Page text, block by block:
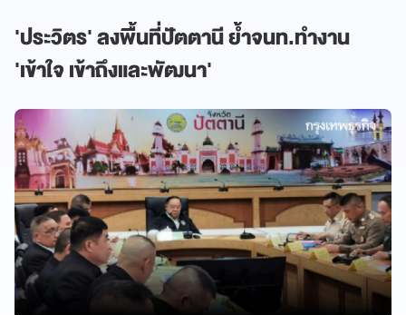
'ประวิตร' ลงพื้นที่ปัตตานี ย้ำจนท.ทำงาน
'เข้าใจ เข้าถึงและพัฒนา'